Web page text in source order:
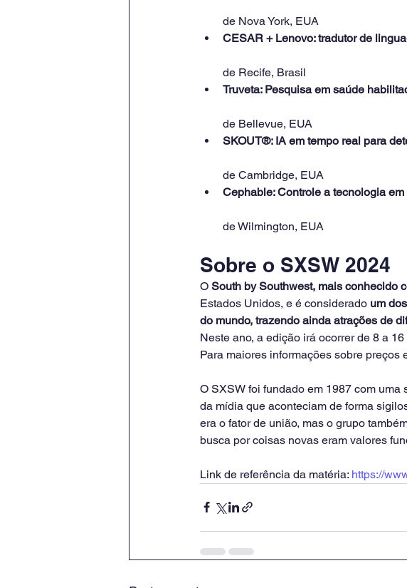
de Nova York, EUA
CESAR + Lenovo: tradutor de
de Recife, Brasil
Truveta: Pesquisa em saúde
de Bellevue, EUA
SKOUT®: IA em tempo real para
de Cambridge, EUA
Cephable: Controle a tecnologia em
de Wilmington, EUA
Sobre o SXSW 2024
O South by Southwest, mais conhecido
Estados Unidos, e é considerado um
do mundo, trazendo ainda atrações de
Neste ano, a edição irá ocorrer de 8 a
Para maiores informações sobre preços
O SXSW foi fundado em 1987 com
da mídia que aconteciam de forma
era o fator de união, mas o grupo
busca por coisas novas eram valores
Link de referência da matéria: https://